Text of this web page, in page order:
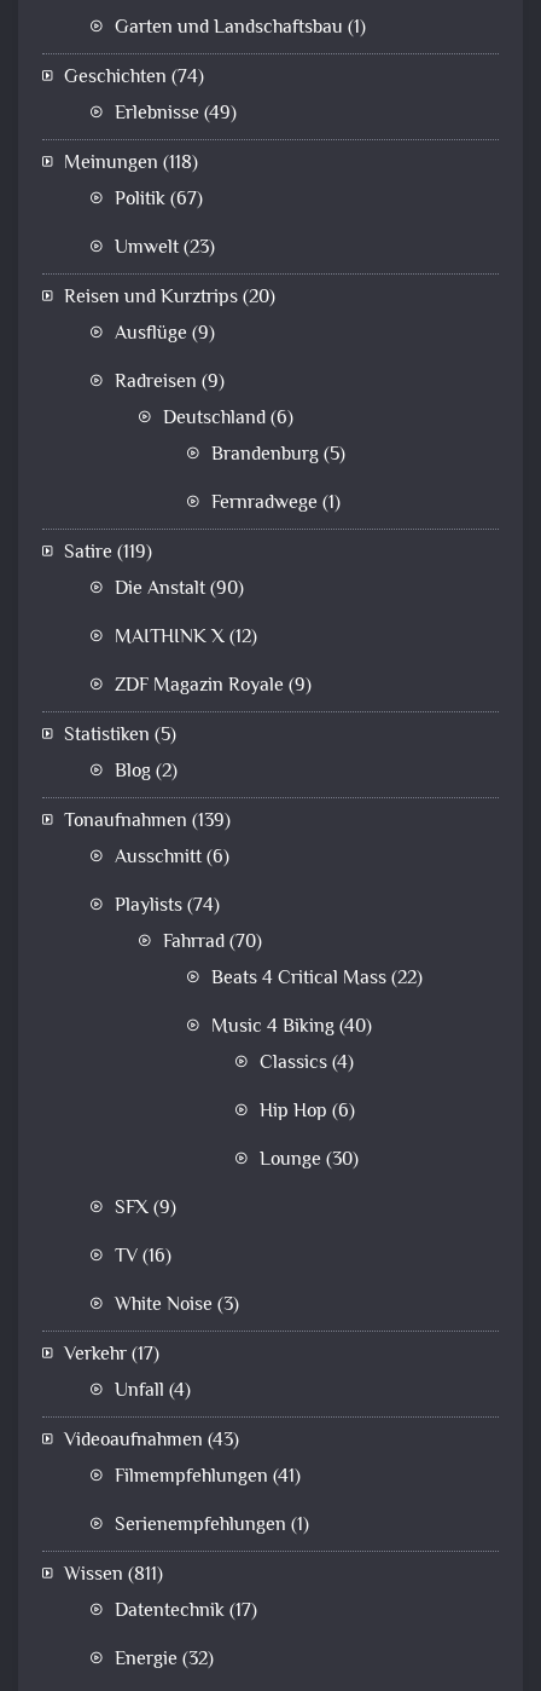
Garten und Landschaftsbau (1)
Geschichten (74)
Erlebnisse (49)
Meinungen (118)
Politik(67)
Umwelt(23)
Reisen und Kurztrips(20)
Ausflüge (9)
Radreisen (9)
Deutschland(6)
Brandenburg(5)
Fernradwege (1)
Satire (119)
Die Anstalt(90)
MAITHINK X(12)
ZDF Magazin Royale (9)
Statistiken (5)
Blog(2)
Tonaufnahmen (139)
Ausschnitt(6)
Playlists(74)
Fahrrad(70)
Beats 4 Critical Mass(22)
Music 4 Biking(40)
Classics(4)
Hip Hop (6)
Lounge (30)
SFX(9)
TV(16)
White Noise (3)
Verkehr(17)
Unfall (4)
Videoaufnahmen (43)
Filmempfehlungen (41)
Serienempfehlungen (1)
Wissen (811)
Datentechnik(17)
Energie (32)